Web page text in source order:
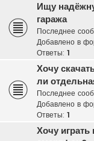
Ищу
гаража
Последнее
Добавлено в
Ответы: 1
Хочу
ли
Последнее
Добавлено в
Ответы: 1
Хочу